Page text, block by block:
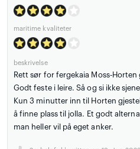
maritime kvaliteter
beskrivelse
Rett sør for fergekaia Moss-Horten
Godt feste i leire. Så og si ikke
Kun 3 minutter inn til Horten
å finne plass til jolla. Et godt
man heller vil på eget anker.